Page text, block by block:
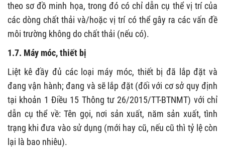
theo sơ đồ minh họa, trong đó có chỉ dẫn cụ thể vị trí của
các dòng chất thải và/hoặc vị trí có thể gây ra các vấn đề
môi trường không do chất thải (nếu có).
1.7. Máy móc, thiết bị
Liệt kê đầy đủ các loại máy móc, thiết bị đã lắp đặt và
đang vận hành; đang và sẽ lắp đặt (đối với cơ sở quy định
tại khoản 1 Điều 15 Thông tư 26/2015/TT-BTNMT) với chỉ
dẫn cụ thể về: Tên gọi, nơi sản xuất, năm sản xuất, tình
trạng khi đưa vào sử dụng (mới hay cũ, nếu cũ thì tỷ lệ còn
lại là bao nhiêu).